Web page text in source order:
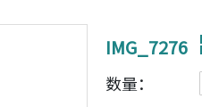
IMG_7276
数量：